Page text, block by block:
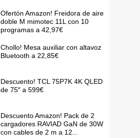
Ofertón Amazon! Freidora de aire
doble M mimotec 11L con 10
programas a 42,97€
Chollo! Mesa auxiliar con altavoz
Bluetooth a 22,85€
Descuento! TCL 75P7K 4K QLED
de 75″ a 599€
Descuento Amazon! Pack de 2
cargadores RAVIAD GaN de 30W
con cables de 2 m a 12...